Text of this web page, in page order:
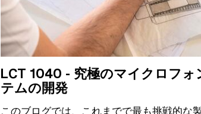
LCT 1040 - 究極のマイクロフォ
テムの開発
このブログでは、これまでで最も挑戦的な